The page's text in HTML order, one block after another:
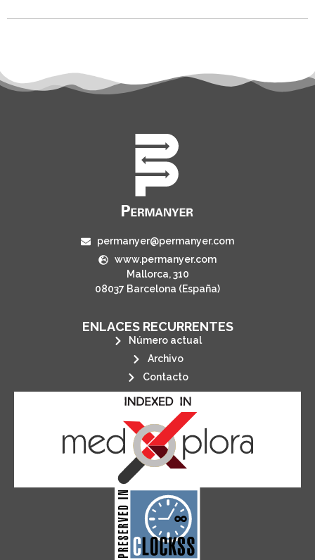
permanyer@permanyer.com
www.permanyer.com
Mallorca, 310
08037 Barcelona (España)
ENLACES RECURRENTES
Número actual
Archivo
Contacto
CLOCKSS is a dak archive that
ensures the long-term survival
of web-based scholary
publications, governed by and for
its stakeholders.